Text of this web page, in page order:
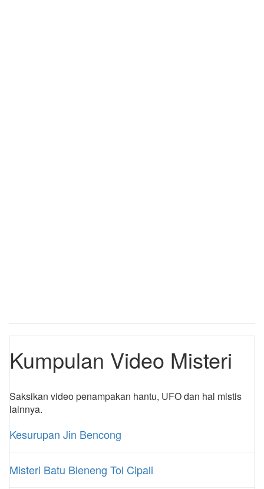
Kumpulan Video Misteri
Saksikan video penampakan hantu, UFO dan hal mistis
lainnya.
Kesurupan Jin Bencong
Misteri Batu Bleneng Tol Cipali